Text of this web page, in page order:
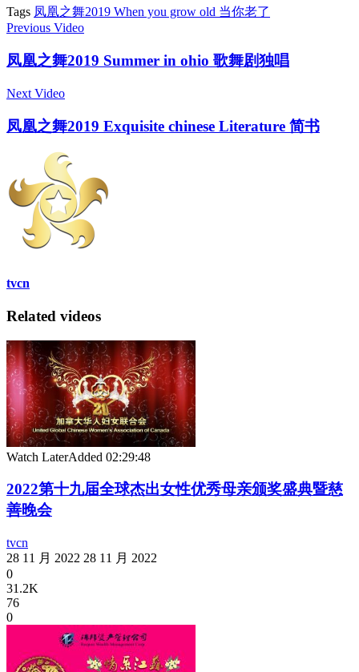
Tags 凤凰之舞2019 When you grow old 当你老了
Previous Video
凤凰之舞2019 Summer in ohio 歌舞剧独唱
Next Video
凤凰之舞2019 Exquisite chinese Literature 简书
tvcn
Related videos
Watch LaterAdded 02:29:48
2022第十九届全球杰出女性优秀母亲颁奖盛典暨慈
善晚会
tvcn
28 11 月 2022 28 11 月 2022
0
31.2K
76
0